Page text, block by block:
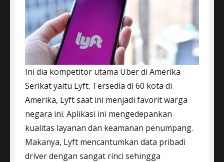
Ini dia kompetitor utama Uber di Amerika
Serikat yaitu Lyft. Tersedia di 60 kota di
Amerika, Lyft saat ini menjadi favorit warga
negara ini. Aplikasi ini mengedepankan
kualitas layanan dan keamanan penumpang.
Makanya, Lyft mencantumkan data pribadi
driver dengan sangat rinci sehingga